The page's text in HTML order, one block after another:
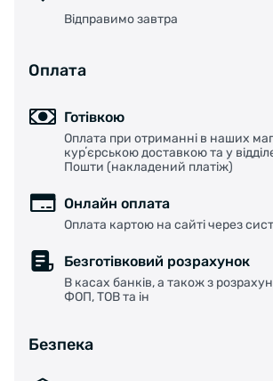
Відправимо завтра
Оплата
Готівкою
Оплата при отриманні в наших
курʼєрською доставкою та у
Пошти (накладений платіж)
Онлайн оплата
Оплата картою на сайті через
Безготівковий розрахунок
В касах банків, а також з
ФОП, ТОВ та ін
Безпека